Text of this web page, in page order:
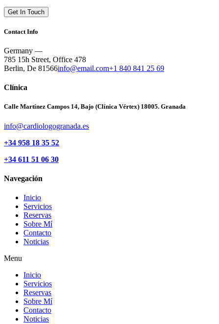
Contact Info
Germany —
785 15h Street, Office 478
Berlin, De 81566info@email.com+1 840 841 25 69
Clínica
Calle Martínez Campos 14, Bajo (Clínica Vértex) 18005. Granada
info@cardiologogranada.es
+34 958 18 35 52
+34 611 51 06 30
Navegación
Inicio
Servicios
Reservas
Sobre Mí
Contacto
Noticias
Menu
Inicio
Servicios
Reservas
Sobre Mí
Contacto
Noticias